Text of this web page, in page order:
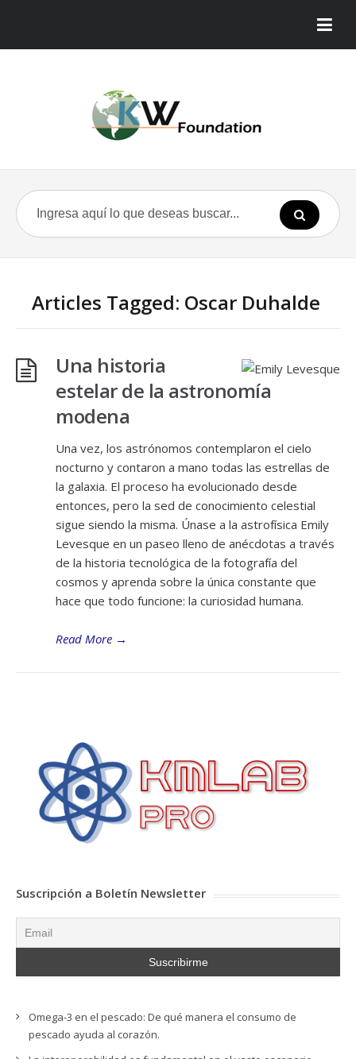
Articles Tagged: Oscar Duhalde
Una historia
estelar de la astronomía
modena
Una vez, los astrónomos contemplaron el cielo
nocturno y contaron a mano todas las estrellas de
la galaxia. El proceso ha evolucionado desde
entonces, pero la sed de conocimiento celestial
sigue siendo la misma. Únase a la astrofísica Emily
Levesque en un paseo lleno de anécdotas a través
de la historia tecnológica de la fotografía del
cosmos y aprenda sobre la única constante que
hace que todo funcione: la curiosidad humana.
Read More →
Suscripción a Boletín Newsletter
Omega-3 en el pescado: De qué manera el consumo de
pescado ayuda al corazón.